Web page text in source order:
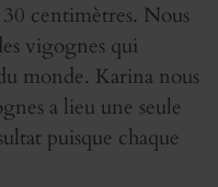
centimètres. Nous
vigognes qui
monde. Karina nous
a lieu une seule
puisque chaque